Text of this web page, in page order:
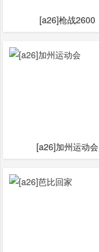
[a26]枪战2600
[a26]加州运动会